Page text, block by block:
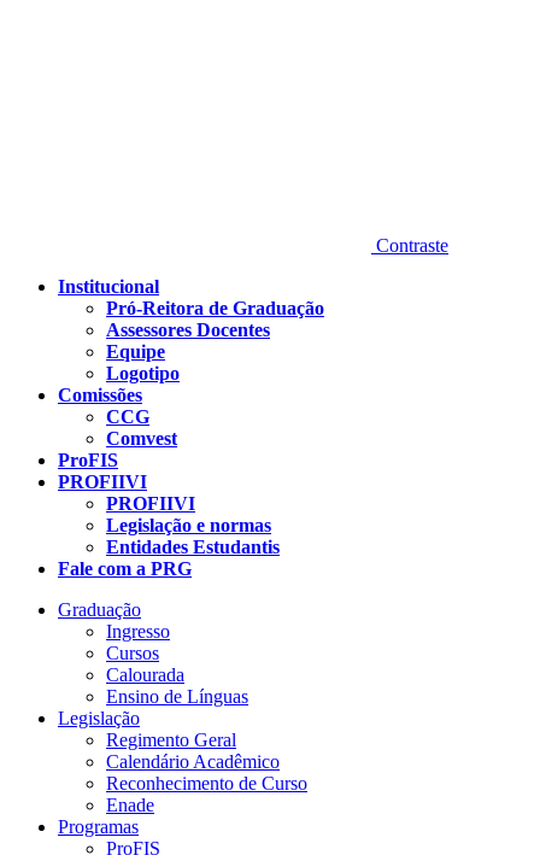
Contraste
Institucional
Pró-Reitora de Graduação
Assessores Docentes
Equipe
Logotipo
Comissões
CCG
Comvest
ProFIS
PROFIIVI
PROFIIVI
Legislação e normas
Entidades Estudantis
Fale com a PRG
Graduação
Ingresso
Cursos
Calourada
Ensino de Línguas
Legislação
Regimento Geral
Calendário Acadêmico
Reconhecimento de Curso
Enade
Programas
ProFIS